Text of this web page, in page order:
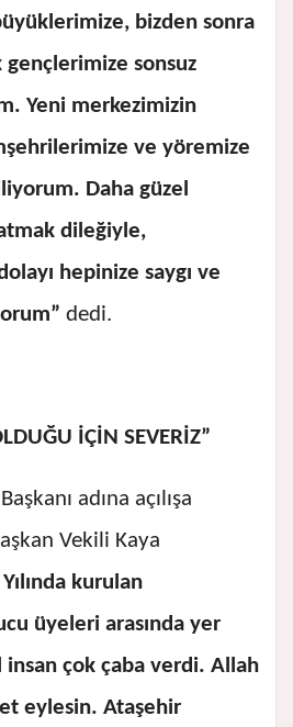
bizden sonra
sonsuz
Yeni merkezimizin
ve yöremize
Daha güzel
dileğiyle,
hepinize saygı ve
dedi.
İÇİN SEVERİZ”
adına açılışa
Vekili Kaya
kurulan
üyeleri arasında yer
insan çok çaba verdi. Allah
eylesin. Ataşehir